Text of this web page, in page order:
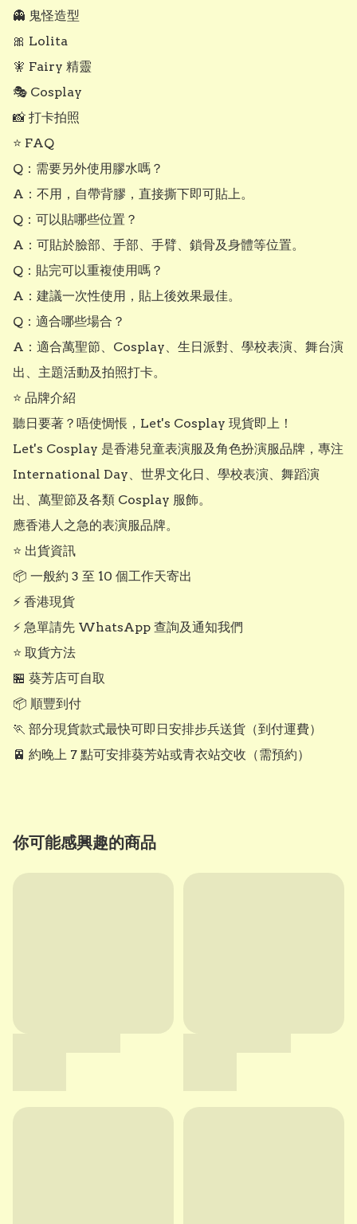
👻 鬼怪造型
🎀 Lolita
🧚 Fairy 精靈
🎭 Cosplay
📸 打卡拍照
⭐ FAQ
Q：需要另外使用膠水嗎？
A：不用，自帶背膠，直接撕下即可貼上。
Q：可以貼哪些位置？
A：可貼於臉部、手部、手臂、鎖骨及身體等位置。
Q：貼完可以重複使用嗎？
A：建議一次性使用，貼上後效果最佳。
Q：適合哪些場合？
A：適合萬聖節、Cosplay、生日派對、學校表演、舞台演
出、主題活動及拍照打卡。
⭐ 品牌介紹
聽日要著？唔使惆悵，Let's Cosplay 現貨即上！
Let's Cosplay 是香港兒童表演服及角色扮演服品牌，專注
International Day、世界文化日、學校表演、舞蹈演
出、萬聖節及各類 Cosplay 服飾。
應香港人之急的表演服品牌。
⭐ 出貨資訊
📦 一般約 3 至 10 個工作天寄出
⚡ 香港現貨
⚡ 急單請先 WhatsApp 查詢及通知我們
⭐ 取貨方法
🏪 葵芳店可自取
📦 順豐到付
🏃 部分現貨款式最快可即日安排步兵送貨（到付運費）
🚈 約晚上 7 點可安排葵芳站或青衣站交收（需預約）
你可能感興趣的商品